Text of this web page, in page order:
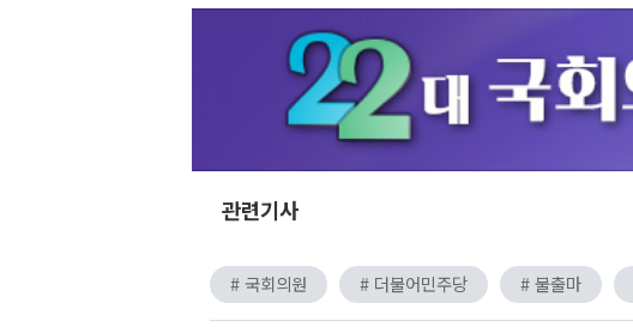
관련기사
# 국회의원 # 더불어민주당 # 불출마